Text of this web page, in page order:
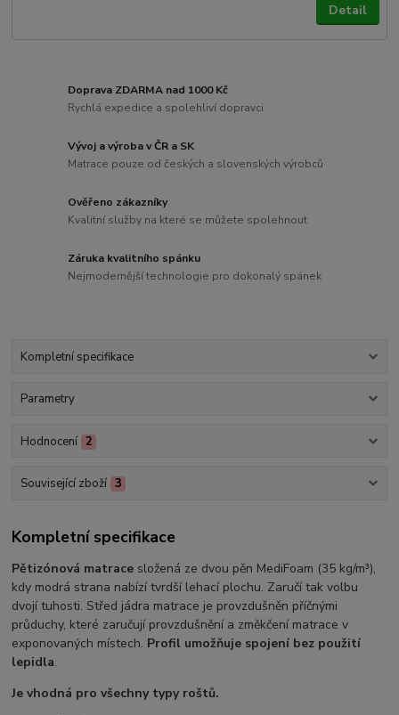
Detail
Doprava ZDARMA nad 1000 Kč
Rychlá expedice a spolehliví dopravci
Vývoj a výroba v ČR a SK
Matrace pouze od českých a slovenských výrobců
Ověřeno zákazníky
Kvalitní služby na které se můžete spolehnout
Záruka kvalitního spánku
Nejmodernější technologie pro dokonalý spánek
Kompletní specifikace
Parametry
Hodnocení 2
Související zboží 3
Kompletní specifikace
Pětizónová matrace složená ze dvou pěn MediFoam (35 kg/m³),
kdy modrá strana nabízí tvrdší lehací plochu. Zaručí tak volbu
dvojí tuhosti. Střed jádra matrace je provzdušněn příčnými
průduchy, které zaručují provzdušnění a změkčení matrace v
exponovaných místech. Profil umožňuje spojení bez použití
lepidla.
Je vhodná pro všechny typy roštů.